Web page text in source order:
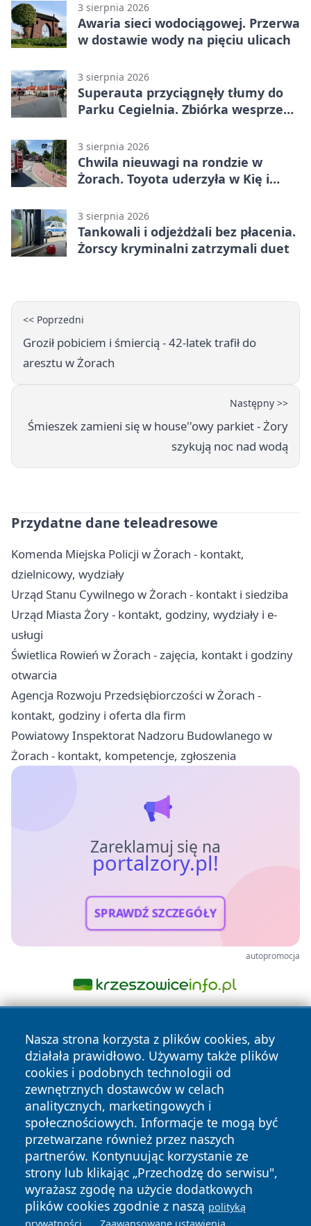
3 sierpnia 2026
Awaria sieci wodociągowej. Przerwa
w dostawie wody na pięciu ulicach
3 sierpnia 2026
Superauta przyciągnęły tłumy do
Parku Cegielnia. Zbiórka wesprze
3 sierpnia 2026
Chwila nieuwagi na rondzie w
Żorach. Toyota uderzyła w Kię i
3 sierpnia 2026
Tankowali i odjeżdżali bez płacenia.
Żorscy kryminalni zatrzymali duet
<< Poprzedni
Groził pobiciem i śmiercią - 42-latek trafił do
aresztu w Żorach
Następny >>
Śmieszek zamieni się w house''owy parkiet - Żory
szykują noc nad wodą
Przydatne dane teleadresowe
Komenda Miejska Policji w Żorach - kontakt,
dzielnicowy, wydziały
Urząd Stanu Cywilnego w Żorach - kontakt i siedziba
Urząd Miasta Żory - kontakt, godziny, wydziały i e-
usługi
Świetlica Rowień w Żorach - zajęcia, kontakt i godziny
otwarcia
Agencja Rozwoju Przedsiębiorczości w Żorach -
kontakt, godziny i oferta dla firm
Powiatowy Inspektorat Nadzoru Budowlanego w
Żorach - kontakt, kompetencje, zgłoszenia
Zareklamuj się na
portalzory.pl!
SPRAWDŹ SZCZEGÓŁY
autopromocja
Nasza strona korzysta z plików cookies, aby
działała prawidłowo. Używamy także plików
cookies i podobnych technologii od
zewnętrznych dostawców w celach
analitycznych, marketingowych i
społecznościowych. Informacje te mogą być
przetwarzane również przez naszych
partnerów. Kontynuując korzystanie ze
strony lub klikając „Przechodzę do serwisu",
wyrażasz zgodę na użycie dodatkowych
plików cookies zgodnie z naszą polityką
Copyright © 2026 portalzory.pl Wszystkie prawa zastrzeżone.
News Autorzy
Polityka
Prywatności
Polityka
Cookies